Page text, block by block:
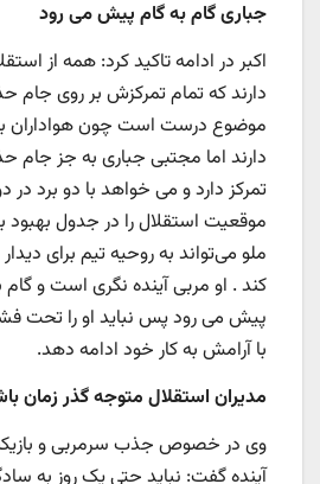
جباری گام به گام پیش می رود
اکبر در ادامه تاکید کرد: همه از
دارند که تمام تمرکزش بر روی جام
موضوع درست است چون هواداران
دارند اما مجتبی جباری به جز جام
تمرکز دارد و می خواهد با دو برد در
موقعیت استقلال را در جدول بهبود
ملو می‌تواند به روحیه تیم برای
کند . او مربی آینده نگری است و گام
پیش می رود پس نباید او را تحت
با آرامش به کار خود ادامه دهد.
مدیران استقلال متوجه گذر زمان
وی در خصوص جذب سرمربی و
آینده گفت: نباید حتی یک روز به